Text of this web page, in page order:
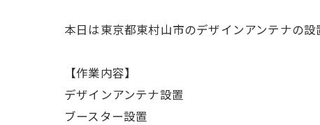
本日は東京都東村山市のデザインアンテナの設
【作業内容】
デザインアンテナ設置
ブースター設置